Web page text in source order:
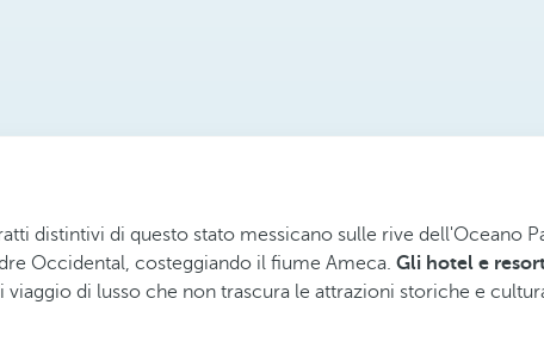
distintivi di questo stato messicano sulle rive dell'Oceano
Occidental, costeggiando il fiume Ameca. Gli hotel e
viaggio di lusso che non trascura le attrazioni storiche e